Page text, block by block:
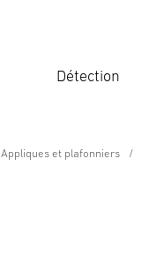
Détection
Appliques et plafonniers